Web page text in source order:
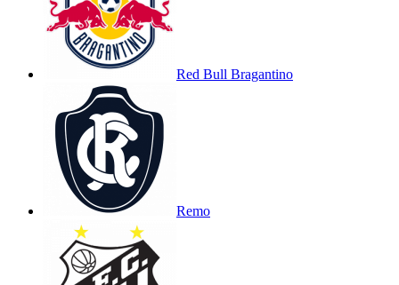
Red Bull Bragantino
Remo